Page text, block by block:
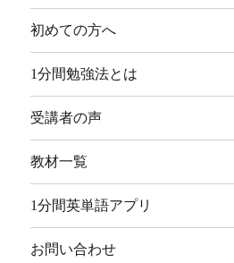
初めての方へ
1分間勉強法とは
受講者の声
教材一覧
1分間英単語アプリ
お問い合わせ